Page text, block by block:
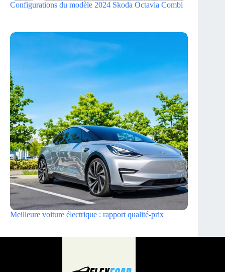
Configurations du modèle 2024 Skoda Octavia Combi
Meilleure voiture électrique : rapport qualité-prix